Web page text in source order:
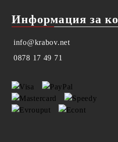
Информация за
info@krabov.net
0878 17 49 71